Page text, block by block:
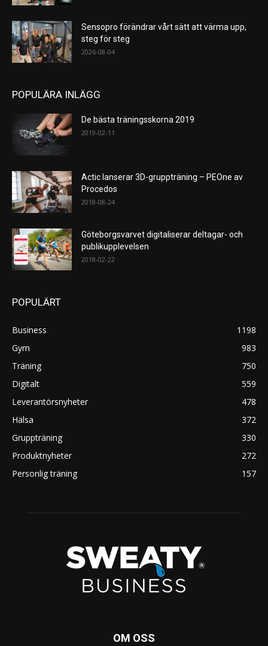
Sensopro förändrar vårt sätt att värma upp,
steg för steg
2026-08-04
POPULÄRA INLÄGG
De bästa träningsskorna 2019
2019-02-11
Actic lanserar 3D-gruppträning – PEOne av
Procedos
2018-08-24
Göteborgsvarvet digitaliserar deltagar- och
publikupplevelsen
2018-02-22
POPULÄRT
Business
1198
Gym
983
Träning
750
Digitalt
559
Leverantörsnyheter
478
Hälsa
372
Gruppträning
330
Produktnyheter
272
Personlig träning
157
OM OSS